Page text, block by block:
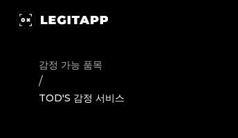
감정 가능 품목
/
TOD'S 감정 서비스